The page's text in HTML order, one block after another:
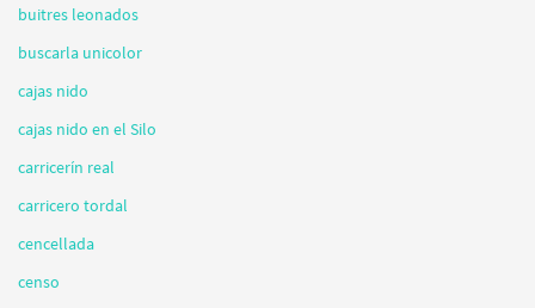
buitres leonados
buscarla unicolor
cajas nido
cajas nido en el Silo
carricerín real
carricero tordal
cencellada
censo